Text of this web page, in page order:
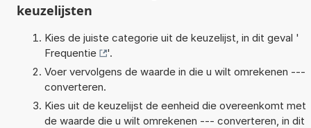
keuzelijsten
Kies de juiste categorie uit de keuzelijst, in dit geval '
Frequentie
'.
Voer vervolgens de waarde in die u wilt omrekenen ---
converteren.
Kies uit de keuzelijst de eenheid die overeenkomt met
de waarde die u wilt omrekenen --- converteren, in dit